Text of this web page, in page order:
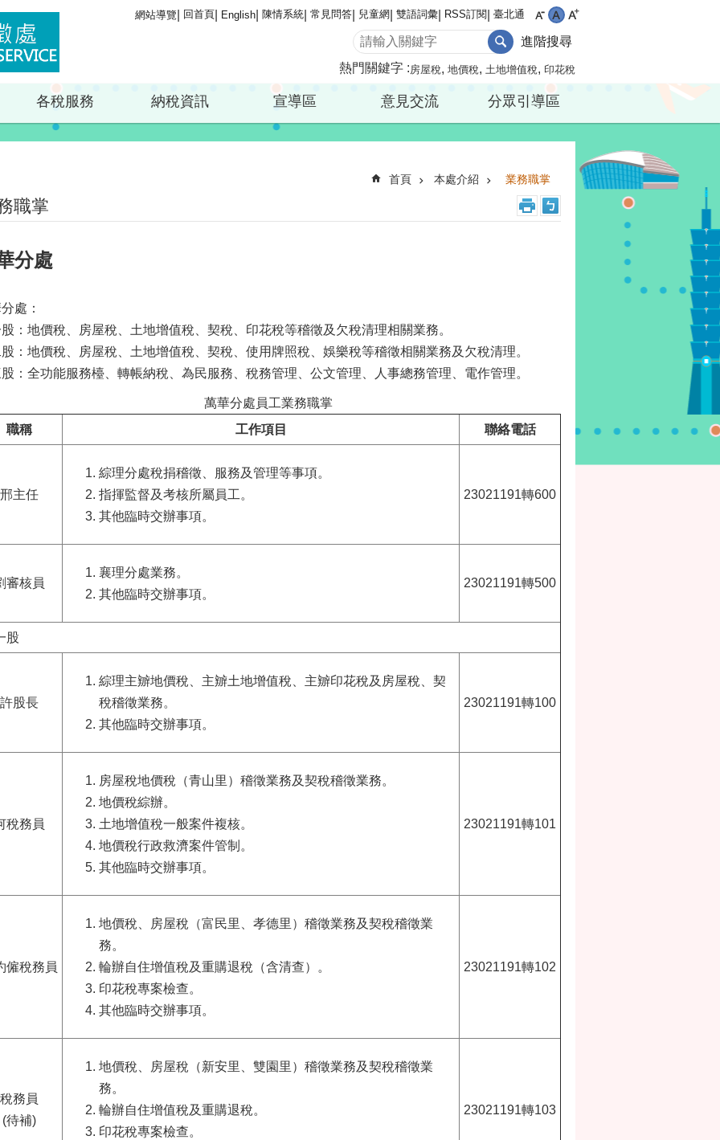
網站導覽 回首頁 English 陳情系統 常見問答 兒童網 雙語詞彙 RSS訂閱 臺北通
進階搜尋
熱門關鍵字
房屋稅 地價稅 土地增值稅 印花稅
各稅服務 納稅資訊 宣導區 意見交流 分眾引導區
首頁 本處介紹 業務職掌
職掌
分處
處：
：地價稅、房屋稅、土地增值稅、契稅、印花稅等稽徵及欠稅清理相關業務。
：地價稅、房屋稅、土地增值稅、契稅、使用牌照稅、娛樂稅等稽徵相關業務及欠稅清理。
：全功能服務檯、轉帳納稅、為民服務、稅務管理、公文管理、人事總務管理、電作管理。
職稱 工作項目 聯絡電話
萬華分處員工業務職掌
邢主任
綜理分處稅捐稽徵、服務及管理等事項。
指揮監督及考核所屬員工。
其他臨時交辦事項。
23021191轉600
審核員
襄理分處業務。
其他臨時交辦事項。
23021191轉500
股
許股長
綜理主辧地價稅、主辧土地增值稅、主辧印花稅及房屋稅、契
稅稽徵業務。
其他臨時交辦事項。
23021191轉100
稅務員
房屋稅地價稅（青山里）稽徵業務及契稅稽徵業務。
地價稅綜辦。
土地增值稅一般案件複核。
地價稅行政救濟案件管制。
其他臨時交辦事項。
23021191轉101
僱稅務員
地價稅、房屋稅 （富 民里、孝德里 ） 稽徵業務及契稅稽徵業
務。
輪辦自住增值稅及重購退稅（含清查）。
印花稅專案檢查。
其他臨時交辦事項。
23021191轉102
稅務員
(待補)
地價稅、房屋稅（新安里、雙園里）稽徵業務及契稅稽徵業
務。
輪辦自住增值稅及重購退稅。
印花稅專案檢查。
23021191轉103